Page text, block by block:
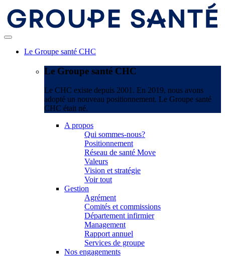
Le Groupe santé CHC
Le Groupe santé CHC
Le CHC existe depuis 2001. En 2019, nous avons
adopté un nouveau positionnement. Le Groupe santé
CHC était né.
A propos
Qui sommes-nous?
Positionnement
Réseau de santé Move
Valeurs
Vision et stratégie
Voir tout
Gestion
Agrément
Comités et commissions
Département infirmier
Management
Rapport annuel
Services de groupe
Nos engagements